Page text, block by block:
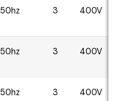
50hz 3 400V
50hz 3 400V
50hz 3 400V